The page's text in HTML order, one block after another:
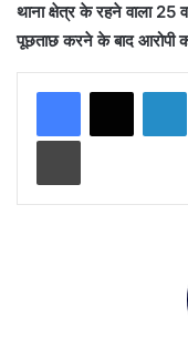
थाना क्षेत्र के रहने वाला 25
पूछताछ करने के बाद आरोपी
Print